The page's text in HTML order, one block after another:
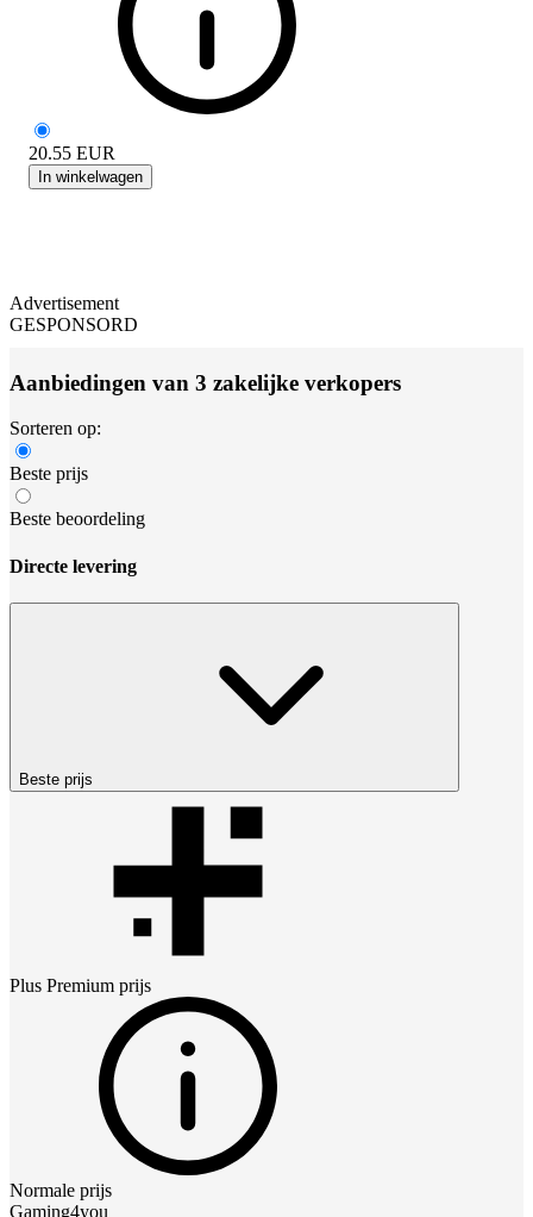
20.55 EUR
In winkelwagen
Advertisement
GESPONSORD
Aanbiedingen van 3 zakelijke verkopers
Sorteren op:
Beste prijs
Beste beoordeling
Directe levering
Beste prijs
Plus Premium prijs
Normale prijs
Gaming4you